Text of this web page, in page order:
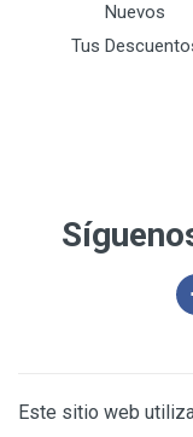
Nuevos
Tus
Este sitio web